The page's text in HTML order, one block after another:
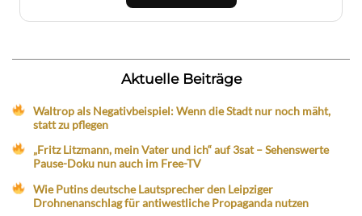
Aktuelle Beiträge
Waltrop als Negativbeispiel: Wenn die Stadt nur noch mäht,
statt zu pflegen
„Fritz Litzmann, mein Vater und ich“ auf 3sat – Sehenswerte
Pause-Doku nun auch im Free-TV
Wie Putins deutsche Lautsprecher den Leipziger
Drohnenanschlag für antiwestliche Propaganda nutzen